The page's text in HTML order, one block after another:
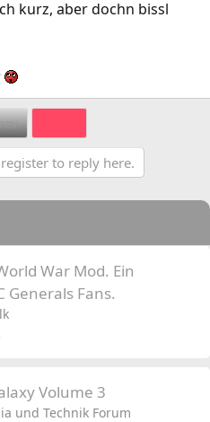
kurz, aber dochn bissl
to reply here.
War Mod. Ein
Generals Fans.
Volume 3
und Technik Forum